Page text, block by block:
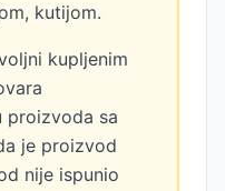
kutijom.
kupljenim
proizvoda sa
je proizvod
nije ispunio